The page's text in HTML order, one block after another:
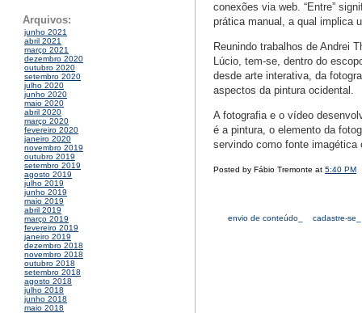
Arquivos:
junho 2021
abril 2021
março 2021
dezembro 2020
outubro 2020
setembro 2020
julho 2020
junho 2020
maio 2020
abril 2020
março 2020
fevereiro 2020
janeiro 2020
novembro 2019
outubro 2019
setembro 2019
agosto 2019
julho 2019
junho 2019
maio 2019
abril 2019
março 2019
fevereiro 2019
janeiro 2019
dezembro 2018
novembro 2018
outubro 2018
setembro 2018
agosto 2018
julho 2018
junho 2018
maio 2018
conexões via web. “Entre”
prática manual, a qual implica
Reunindo trabalhos de Andrei
Lúcio, tem-se, dentro do
desde arte interativa, da
aspectos da pintura ocidental.
A fotografia e o vídeo
é a pintura, o elemento da
servindo como fonte imagética
Posted by Fábio Tremonte at 5:40 PM
envio de conteúdo_ cadastre-se_